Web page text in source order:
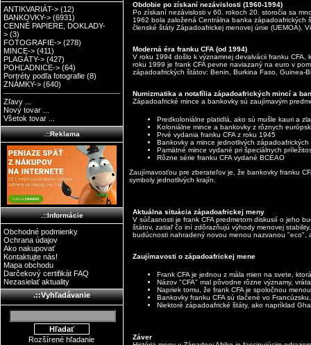
ANTIKVARIÁT-> (12)
BANKOVKY-> (6931)
CENNÉ PAPIERE, DOKLADY-
> (3)
FOTOGRAFIE-> (278)
MINCE-> (411)
PLAGÁTY-> (427)
POHĽADNICE-> (64)
Portréty podľa fotografie (8)
ZNÁMKY-> (640)
Zľavy ...
Nový tovar ...
Všetok tovar ...
.::Reklama
.::Informácie
Obchodné podmienky
Ochrana údajov
Ako nakupovať
Kontaktujte nás!
Mapa obchodu
Darčekový certifikát FAQ
Nezasielať aktuality
.::Vyhľadávanie
Rozšírené hľadanie
Obdobie po získaní nezávislosti (1960-1994)
Po získaní nezávislosti v 60. rokoch 20. storočia sa
1962 bola založená Centrálna banka západoafrických
členské štáty Západoafrickej menovej únie (UEMOA).
Moderná éra franku CFA (od 1994)
V roku 1994 došlo k významnej devalvácii franku
roku 1999 je frank CFA pevne naviazaný na euro v
západoafrických štátov: Benin, Burkina Faso, Guinea-
Numizmatika a notafília západoafrických mincí a
Západoafrické mince a bankovky sú zaujímavým
Predkoloniálne platidlá, ako sú mušle kauri a
Koloniálne mince a bankovky z rôznych
Prvé vydania franku CFA z roku 1945
Bankovky a mince jednotlivých
Pamätné mince vydané pri špeciálnych
Rôzne série franku CFA vydané BCEAO
Zaujímavosťou pre zberateľov je, že bankovky franku
symboly jednotlivých krajín.
Aktuálna situácia západoafrickej meny
V súčasnosti je frank CFA predmetom diskusií o jeho
štátov, zatiaľ čo iní zdôrazňujú výhody menovej
budúcnosti nahradený novou menou nazvanou "eco",
Zaujímavosti o západoafrickej mene
Frank CFA je jednou z mála mien na svete,
Názov "CFA" mal pôvodne rôzne významy,
Napriek tomu, že frank CFA je spoločnou
Bankovky franku CFA sú tlačené vo
Niektoré západoafrické štáty, ako napríklad
Záver